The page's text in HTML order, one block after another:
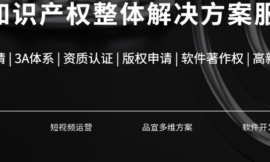
短视频运营 品宣多维方案 软件开